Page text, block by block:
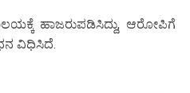
ಹಾಜರುಪಡಿಸಿದ್ದು, ಆರೋಪಿಗೆ
ವಿಧಿಸಿದೆ.